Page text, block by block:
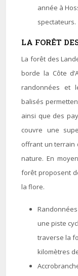
année à
spectateurs.
LA FORÊT
La forêt des
borde la Côte
randonnées et
balisés
ainsi que des
couvre une
offrant un terrain
nature. En
forêt proposent
la flore.
une piste
traverse la
kilomètres